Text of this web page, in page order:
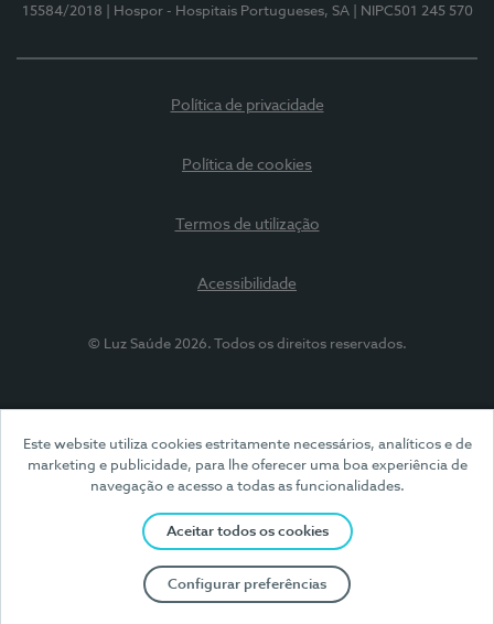
Este website utiliza cookies estritamente necessários, analíticos e de
marketing e publicidade, para lhe oferecer uma boa experiência de
navegação e acesso a todas as funcionalidades.
Aceitar todos os cookies
Configurar preferências
15584/2018
| Hospor - Hospitais Portugueses, SA | NIPC501 245 570
Política de privacidade
Política de cookies
Termos de utilização
Acessibilidade
© Luz Saúde 2026. Todos os direitos reservados.